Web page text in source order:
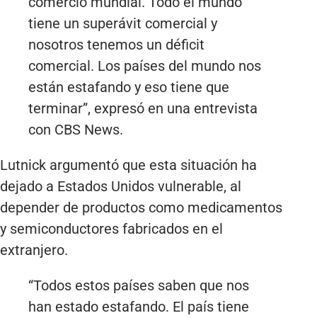
tiene un superávit comercial y
nosotros tenemos un déficit
comercial. Los países del mundo nos
están estafando y eso tiene que
terminar”, expresó en una entrevista
con CBS News.
Lutnick argumentó que esta situación ha
dejado a Estados Unidos vulnerable, al
depender de productos como medicamentos
y semiconductores fabricados en el
extranjero.
“Todos estos países saben que nos
han estado estafando. El país tiene